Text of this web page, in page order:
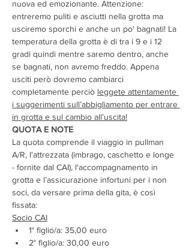
nuova ed emozionante. Attenzione:
entreremo puliti e asciutti nella grotta ma
usciremo sporchi e anche un po' bagnati! La
temperatura della grotta è di tra i 9 e i 12
gradi quindi mentre saremo dentro, anche
se bagnati, non avremo freddo. Appena
usciti però dovremo cambiarci
completamente perciò leggete attentamente
i suggerimenti sull’abbigliamento per entrare
in grotta e sul cambio all’uscita!
QUOTA E NOTE
La quota comprende il viaggio in pullman
A/R, l'attrezzata (imbrago, caschetto e longe
- fornite dal CAI), l'accompagnamento in
grotta e l’assicurazione infortuni per i non
soci, da versare prima della gita, è così
fissata:
Socio CAI
1° figlio/a: 35,00 euro
2° figlio/a: 30,00 euro